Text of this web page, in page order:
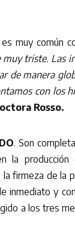
muy común
triste. Las
de manera
con los
Rosso.
. Son
la
firmeza de la
inmediato y
a los tres